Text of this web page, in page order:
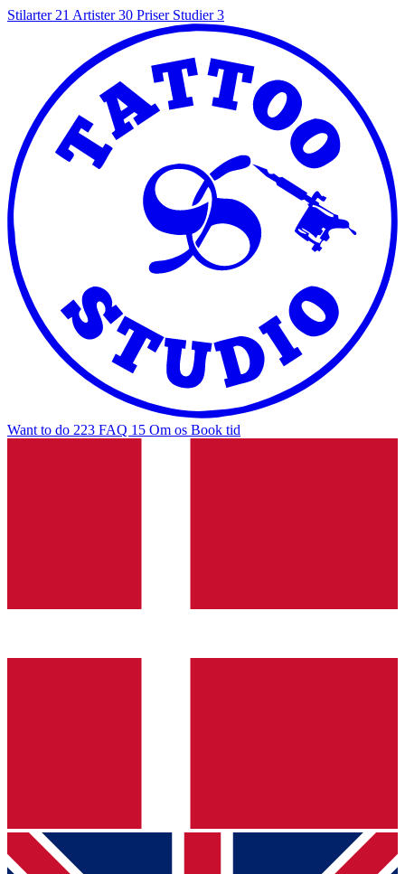
Stilarter 21 Artister30 Priser Studier3
Want to do 223 FAQ 15 Om os Book tid